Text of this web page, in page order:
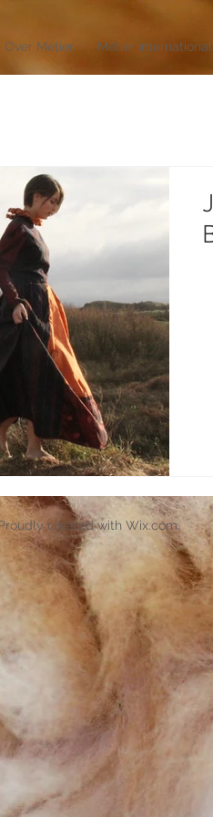
Over Métier Métier International
created with Wix.com.